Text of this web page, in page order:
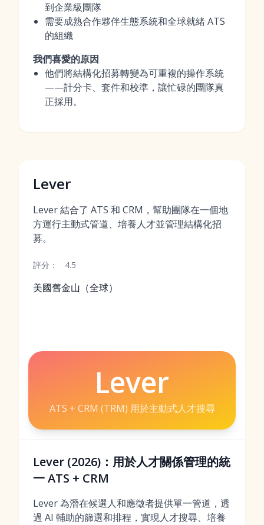
到企業級團隊
需要成熟合作夥伴生態系統和全球就緒 ATS
的組織
我們喜愛的原因
他們將結構化招募轉變為可重複的操作系統
——計分卡、套件和校準，讓忙碌的團隊真
正採用。
Lever
Lever 結合了 ATS 和 CRM，幫助團隊在一個地
方運行主動式管道、培養人才並管理結構化招
募。
評分： 4.5
美國舊金山（全球）
Lever
ATS + CRM (TRM) 用於主動式人才搜尋
Lever (2026)：用於人才關係管理的統
一 ATS + CRM
Lever 為潛在候選人和應徵者提供單一管道，透
過 AI 輔助的篩選和排程，實現人才搜尋、培養